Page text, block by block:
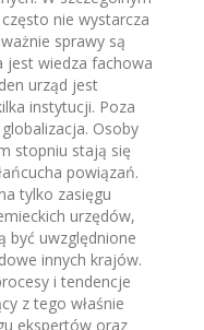
nie wystarcza
sprawy są
jest wiedza fachowa
urząd jest
instytucji. Poza
Osoby
stopniu stają się
powiązań.
tylko zasięgu
urzędów,
być uwzględnione
innych krajów.
i tendencje
z tego właśnie
ekspertów oraz